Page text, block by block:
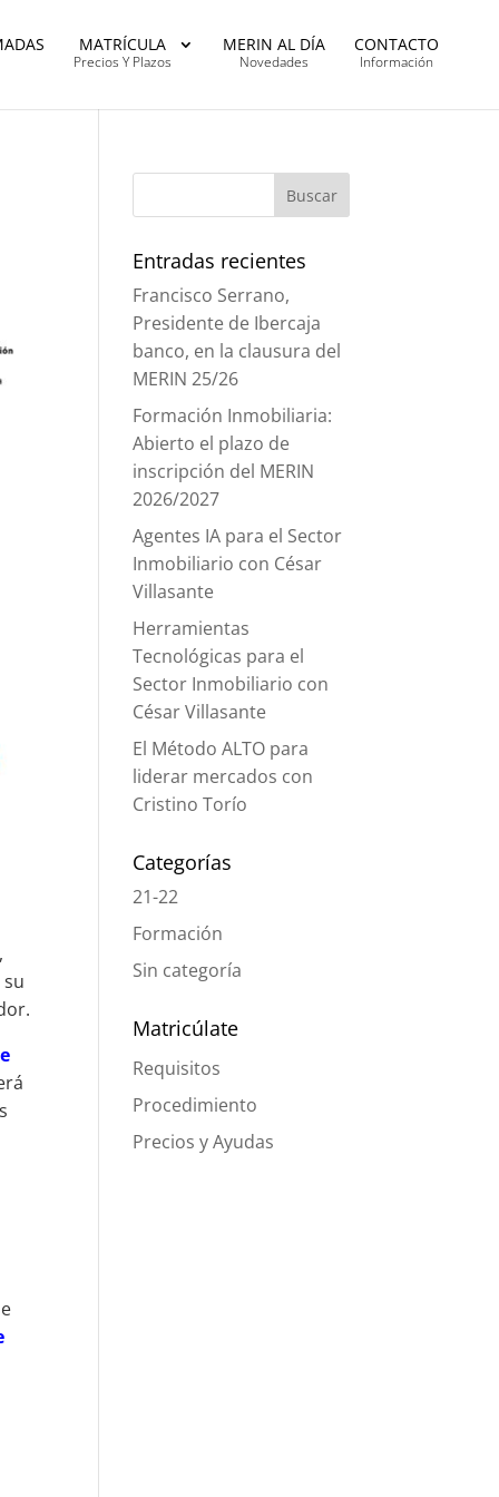
MATRÍCULA
Precios Y Plazos
MERIN AL DÍA
Novedades
CONTACTO
Información
Entradas recientes
Francisco Serrano,
Presidente de Ibercaja
banco, en la clausura del
MERIN 25/26
Formación Inmobiliaria:
Abierto el plazo de
inscripción del MERIN
2026/2027
Agentes IA para el Sector
Inmobiliario con César
Villasante
Herramientas
Tecnológicas para el
Sector Inmobiliario con
César Villasante
El Método ALTO para
liderar mercados con
Cristino Torío
Categorías
21-22
Formación
Sin categoría
Matricúlate
Requisitos
Procedimiento
Precios y Ayudas